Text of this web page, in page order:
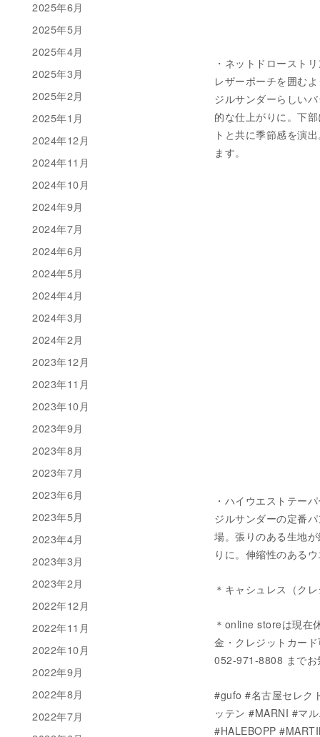
・ネットドロースト
レザーポーチを囲む
ジルサンダーらしい
的な仕上がりに。下
トと共に季節感を演
ます。
・ハイウエストテー
ジルサンダーの定番
場。張りのある生地
りに。伸縮性のある
＊キャシュレス（ク
＊online storeは現在
金・クレジットカー
052-971-8808 までお
#gufo #名古屋セレク
ッテン #MARNI #マ
#HALEBOPP
2025年6月
2025年5月
2025年4月
2025年3月
2025年2月
2025年1月
2024年12月
2024年11月
2024年10月
2024年9月
2024年7月
2024年6月
2024年5月
2024年4月
2024年3月
2024年2月
2023年12月
2023年11月
2023年10月
2023年9月
2023年8月
2023年7月
2023年6月
2023年5月
2023年4月
2023年3月
2023年2月
2022年12月
2022年11月
2022年10月
2022年9月
2022年8月
2022年7月